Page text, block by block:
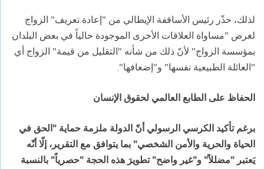
لذلك، حذّر رئيس الأساقفة الإيطالي من "إعادة تعريف" الزواج
لغرض "مساواة العلاقات الأخرى الموجودة حالياً في بعض البلدان
بمؤسسة الزواج" لأنّ ذلك من شأنه "التقليل من قيمة" الزواج أي
"العائلة الطبيعية نفسها" و"إضعافها".
الحفاظ على الطابع العالمي لحقوق الإنسان
برغم تأكيد الكرسي الرسولي أنّ الدولة ملزمة حماية "الحق في
الحياة والحرية والأمن الشخصي" بما يتوافق مع التقرير، إلّا أنّه
يَعتبر "مضللاً" و"غير واضح" تطويرَ هذه الحجة "حصرياً" بالنسبة